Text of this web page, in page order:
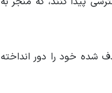
شده خود را دور انداخته